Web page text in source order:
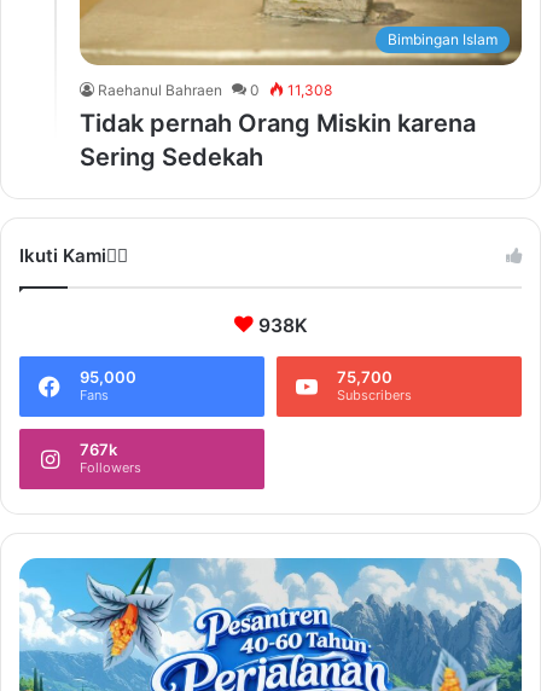
Bimbingan Islam
Raehanul Bahraen 0 11,308
Tidak pernah Orang Miskin karena
Sering Sedekah
Ikuti Kami❤️‍🔥
938K
95,000
Fans
75,700
Subscribers
767k
Followers